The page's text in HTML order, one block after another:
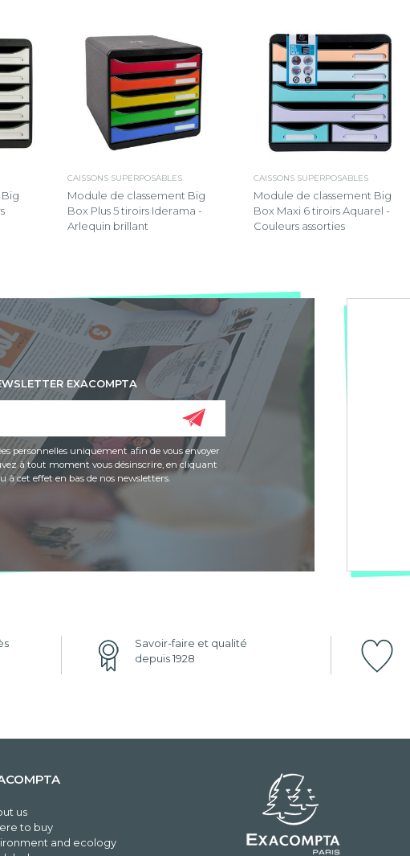
CAISSONS SUPERPOSABLES
Module de classement Big
Box Plus 5 tiroirs Iderama -
Arlequin brillant
CAISSONS SUPERPOSABLES
Module de classement Big
Box Maxi 6 tiroirs Aquarel -
Couleurs assorties
EXACOMPTA
personnelles uniquement afin de vous envoyer
à tout moment vous désinscrire, en cliquant
à cet effet en bas de nos newsletters.
Savoir-faire et qualité
depuis 1928
us
to buy
and ecology